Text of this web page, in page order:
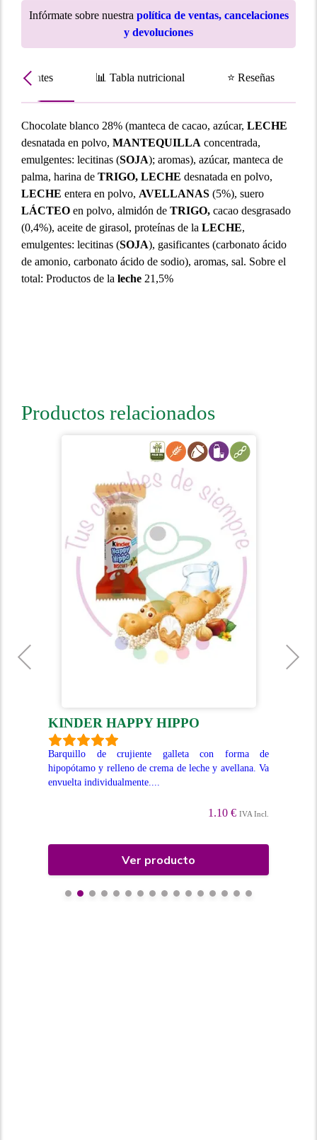
Infórmate sobre nuestra política de ventas, cancelaciones
y devoluciones
📊 Tabla nutricional ⭐ Reseñas
Chocolate blanco 28% (manteca de cacao, azúcar, LECHE
desnatada en polvo, MANTEQUILLA concentrada,
emulgentes: lecitinas (SOJA); aromas), azúcar, manteca de
palma, harina de TRIGO, LECHE desnatada en polvo,
LECHE entera en polvo, AVELLANAS (5%), suero
LÁCTEO en polvo, almidón de TRIGO, cacao desgrasado
(0,4%), aceite de girasol, proteínas de la LECHE,
emulgentes: lecitinas (SOJA), gasificantes (carbonato ácido
de amonio, carbonato ácido de sodio), aromas, sal. Sobre el
total: Productos de la leche 21,5%
Productos relacionados
KINDER HAPPY HIPPO
Barquillo de crujiente galleta con forma de
hipopótamo y relleno de crema de leche y avellana. Va
envuelta individualmente....
1.10 € IVA Incl.
Ver producto